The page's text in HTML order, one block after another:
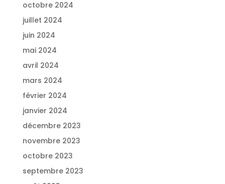
octobre 2024
juillet 2024
juin 2024
mai 2024
avril 2024
mars 2024
février 2024
janvier 2024
décembre 2023
novembre 2023
octobre 2023
septembre 2023